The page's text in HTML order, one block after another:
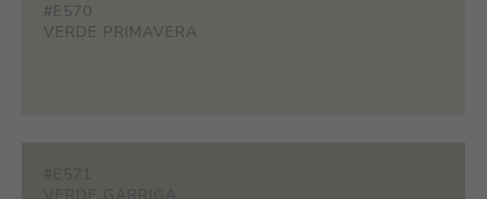
#E570
VERDE PRIMAVERA